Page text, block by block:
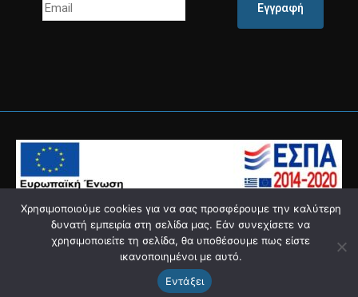
Εγγραφή
Powered by Knowledge Α.Ε.
Χρησιμοποιούμε cookies για να σας προσφέρουμε την καλύτερη
δυνατή εμπειρία στη σελίδα μας. Εάν συνεχίσετε να
χρησιμοποιείτε τη σελίδα, θα υποθέσουμε πως είστε
ικανοποιημένοι με αυτό.
Εντάξει